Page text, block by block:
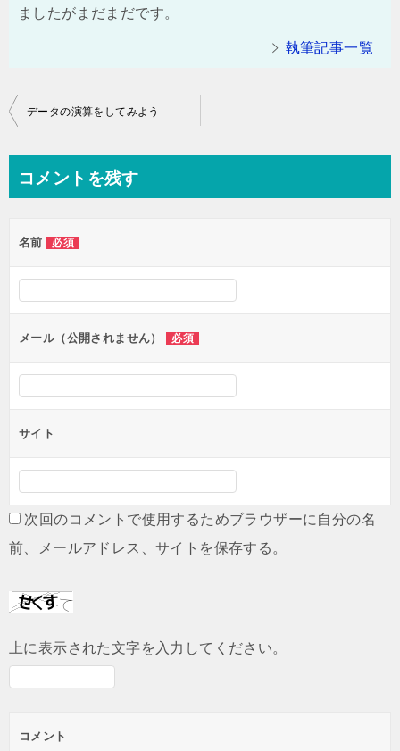
ましたがまだまだです。
執筆記事一覧
投
ビ
ー
シ
ン
データの演算をしてみよう
コメントを残す
名前 必須
メール（公開されません） 必須
サイト
次回のコメントで使用するためブラウザーに自分の名
前、メールアドレス、サイトを保存する。
上に表示された文字を入力してください。
コメント